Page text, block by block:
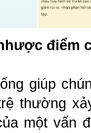
điểm
giúp
thường
một vấn